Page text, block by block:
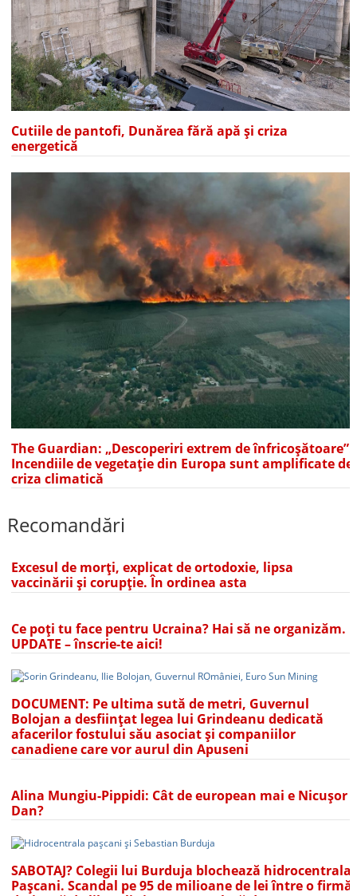
Cutiile de pantofi, Dunărea fără apă și criza
energetică
The Guardian: „Descoperiri extrem de înfricoșătoare”.
Incendiile de vegetație din Europa sunt amplificate de
criza climatică
Recomandări
Excesul de morți, explicat de ortodoxie, lipsa
vaccinării și corupție. În ordinea asta
Ce poți tu face pentru Ucraina? Hai să ne organizăm.
UPDATE – înscrie-te aici!
DOCUMENT: Pe ultima sută de metri, Guvernul
Bolojan a desființat legea lui Grindeanu dedicată
afacerilor fostului său asociat și companiilor
canadiene care vor aurul din Apuseni
Alina Mungiu-Pippidi: Cât de european mai e Nicușor
Dan?
SABOTAJ? Colegii lui Burduja blochează hidrocentrala
Pașcani. Scandal pe 95 de milioane de lei între o firmă